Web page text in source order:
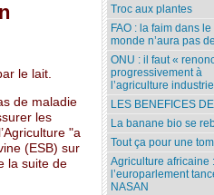
le lait.
de maladie
les
"a
(ESB) sur
la suite de
Troc aux plantes
FAO : la faim dans le
monde n’aura pas
ONU : il faut «
progressivement à
l’agriculture
LES BENEFICES DE
La banane bio se
Tout ça pour une
Agriculture africaine :
l’europarlement
NASAN